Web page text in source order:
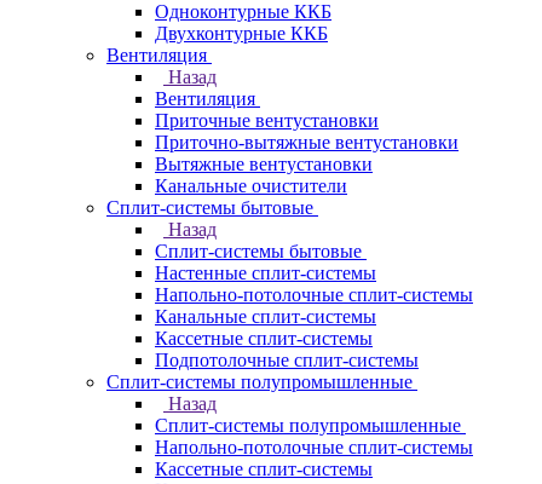
Одноконтурные ККБ
Двухконтурные ККБ
Вентиляция
Назад
Вентиляция
Приточные вентустановки
Приточно-вытяжные вентустановки
Вытяжные вентустановки
Канальные очистители
Сплит-системы бытовые
Назад
Сплит-системы бытовые
Настенные сплит-системы
Напольно-потолочные сплит-системы
Канальные сплит-системы
Кассетные сплит-системы
Подпотолочные сплит-системы
Сплит-системы полупромышленные
Назад
Сплит-системы полупромышленные
Напольно-потолочные сплит-системы
Кассетные сплит-системы